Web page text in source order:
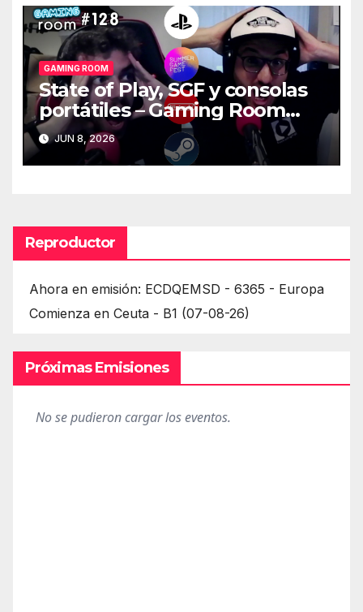
GAMING ROOM
State of Play, SGF y consolas
portátiles – Gaming Room
#128
JUN 8, 2026
Reproductor
Ahora en emisión: ECDQEMSD - 6365 - Europa
Comienza en Ceuta - B1 (07-08-26)
Próximas Emisiones